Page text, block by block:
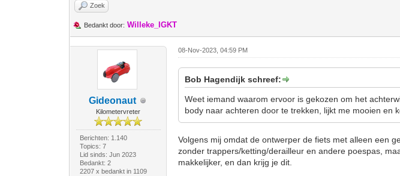
Zoek
Bedankt door: Willeke_IGKT
Gideonaut
Kilometervreter
Berichten: 1.140
Topics: 7
Lid sinds: Jun 2023
Bedankt: 2
2207 x bedankt in 1109
08-Nov-2023, 04:59 PM
Bob Hagendijk schreef:
Weet iemand waarom ervoor is gekozen om het
body naar achteren door te trekken, lijkt me mooien en
Volgens mij omdat de ontwerper de fiets met alleen een
zonder trappers/ketting/derailleur en andere poespas,
makkelijker, en dan krijg je dit.